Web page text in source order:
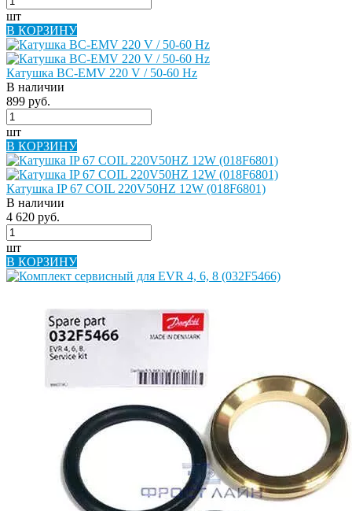
шт
В КОРЗИНУ
Катушка BC-EMV 220 V / 50-60 Hz
В наличии
899 руб.
шт
В КОРЗИНУ
Катушка IP 67 COIL 220V50HZ 12W (018F6801)
В наличии
4 620 руб.
шт
В КОРЗИНУ